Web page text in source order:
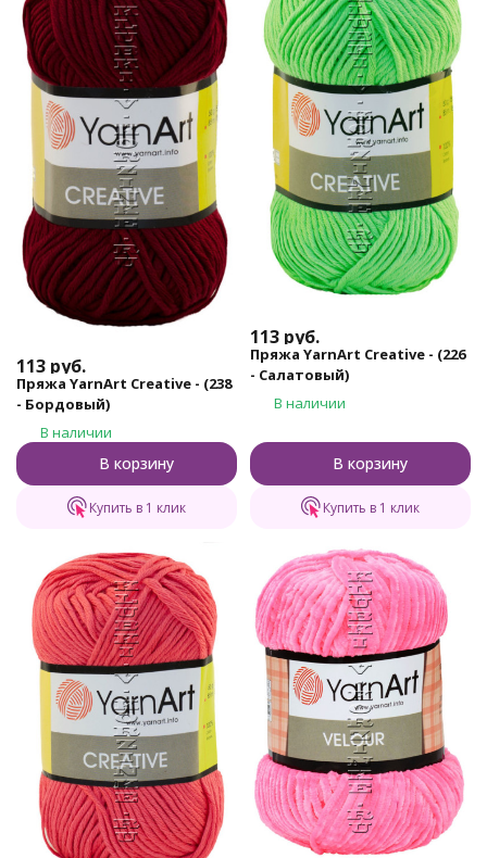
113 руб.
Пряжа YarnArt Creative - (238
- Бордовый)
В наличии
В корзину
Купить в 1 клик
113 руб.
Пряжа YarnArt Creative - (226
- Салатовый)
В наличии
В корзину
Купить в 1 клик